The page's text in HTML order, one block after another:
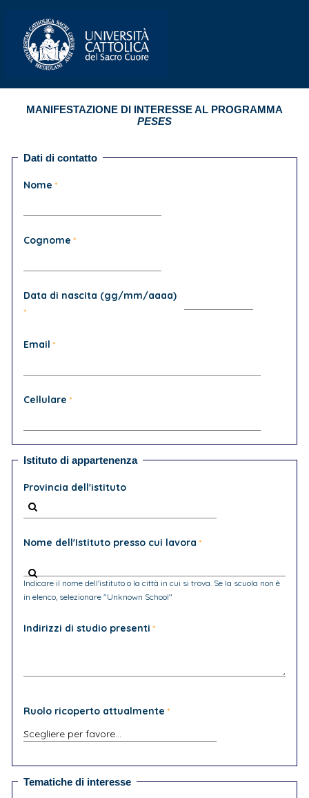
MANIFESTAZIONE DI INTERESSE AL PROGRAMMA
PESES
Dati di contatto
Nome
Cognome
Data di nascita (gg/mm/aaaa)
Email
Cellulare
Istituto di appartenenza
Provincia dell'istituto
Nome dell'Istituto presso cui lavora
Indicare il nome dell'istituto o la città in cui si trova. Se la scuola non è
in elenco, selezionare "Unknown School"
Indirizzi di studio presenti
Ruolo ricoperto attualmente
Tematiche di interesse